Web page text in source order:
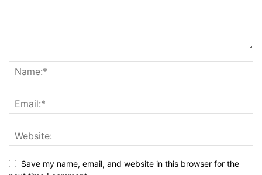
Save my name, email, and website in this browser for the